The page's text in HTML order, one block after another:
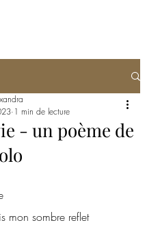
- un poème de
1 min de lecture
mon sombre reflet